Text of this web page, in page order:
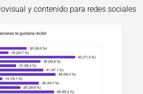
y contenido para redes sociales